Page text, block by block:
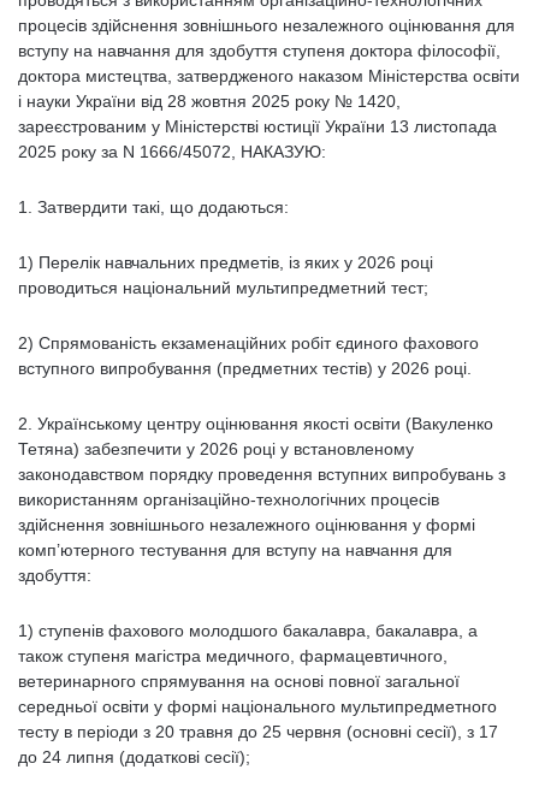
процесів здійснення зовнішнього незалежного оцінювання для
вступу на навчання для здобуття ступеня доктора філософії,
доктора мистецтва, затвердженого наказом Міністерства освіти
і науки України від 28 жовтня 2025 року № 1420,
зареєстрованим у Міністерстві юстиції України 13 листопада
2025 року за N 1666/45072, НАКАЗУЮ:
1. Затвердити такі, що додаються:
1) Перелік навчальних предметів, із яких у 2026 році
проводиться національний мультипредметний тест;
2) Спрямованість екзаменаційних робіт єдиного фахового
вступного випробування (предметних тестів) у 2026 році.
2. Українському центру оцінювання якості освіти (Вакуленко
Тетяна) забезпечити у 2026 році у встановленому
законодавством порядку проведення вступних випробувань з
використанням організаційно-технологічних процесів
здійснення зовнішнього незалежного оцінювання у формі
комп’ютерного тестування для вступу на навчання для
здобуття:
1) ступенів фахового молодшого бакалавра, бакалавра, а
також ступеня магістра медичного, фармацевтичного,
ветеринарного спрямування на основі повної загальної
середньої освіти у формі національного мультипредметного
тесту в періоди з 20 травня до 25 червня (основні сесії), з 17
до 24 липня (додаткові сесії);